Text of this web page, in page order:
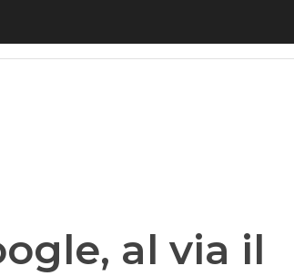
al via il